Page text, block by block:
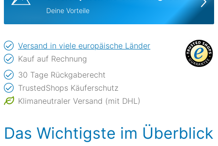
Deine Vorteile
Versand in viele europäische Länder
Kauf auf Rechnung
30 Tage Rückgaberecht
TrustedShops Käuferschutz
Klimaneutraler Versand (mit DHL)
Das Wichtigste im Überblick